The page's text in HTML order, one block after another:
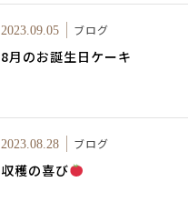
2023.09.05 ブログ
8月のお誕生日ケーキ
2023.08.28 ブログ
収穫の喜び